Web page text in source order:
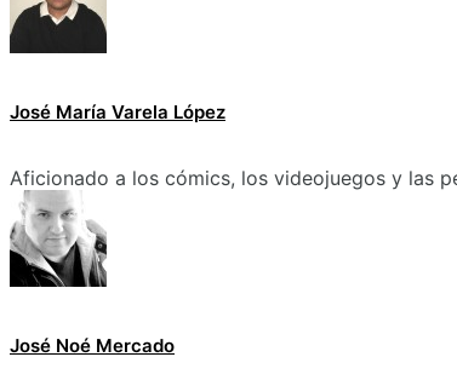
José María Varela López
Aficionado a los cómics, los videojuegos y las
José Noé Mercado